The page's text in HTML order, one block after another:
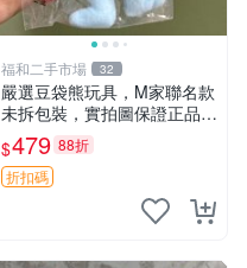
福和二手市場 32
嚴選豆袋熊玩具，M家聯名款
未拆包裝，實拍圖保證正品
豆袋玩具 嚴選 M家 豆袋熊
$479 88折
折扣碼